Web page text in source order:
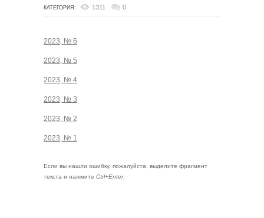
КАТЕГОРИЯ: 1311 0
2023, № 6
2023, № 5
2023, № 4
2023, № 3
2023, № 2
2023, № 1
Если вы нашли ошибку, пожалуйста, выделите фрагмент
текста и нажмите Ctrl+Enter.